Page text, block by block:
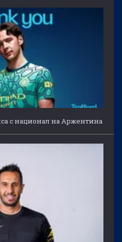
с национал на Аржентина